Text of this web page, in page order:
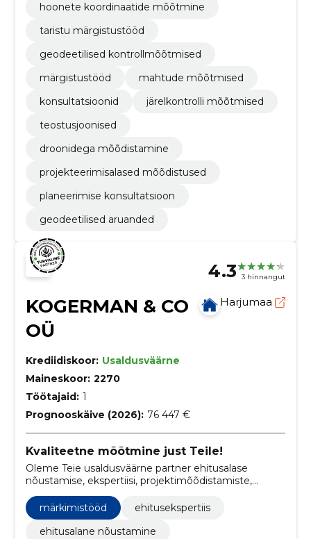
hoonete koordinaatide mõõtmine
taristu märgistustööd
geodeetilised kontrollmõõtmised
märgistustööd
mahtude mõõtmised
konsultatsioonid
järelkontrolli mõõtmised
teostusjoonised
droonidega mõõdistamine
projekteerimisalased mõõdistused
planeerimise konsultatsioon
geodeetilised aruanded
4.3 3 hinnangut
KOGERMAN & CO
OÜ
Harjumaa
Krediidiskoor: Usaldusväärne
Maineskoor: 2270
Töötajaid: 1
Prognooskäive (2026): 76 447 €
Kvaliteetne mõõtmine just Teile!
Oleme Teie usaldusväärne partner ehitusalase
nõustamise, ekspertiisi, projektimõõdistamiste,
detailjooniste koostamise, detailplaneeringute,
märkimistööde, ümberehituse projektide,
ehitusejärgsete kontrollmõõdistuste ja ehitusprojekti
digitaliseerimise valdkonnas.
märkimistööd
ehitusekspertiis
ehitusalane nõustamine